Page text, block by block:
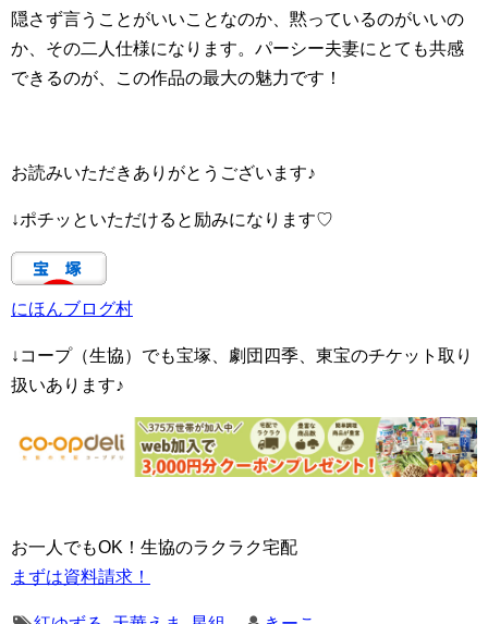
隠さず言うことがいいことなのか、黙っているのがいいの
か、その二人仕様になります。パーシー夫妻にとても共感
できるのが、この作品の最大の魅力です！
お読みいただきありがとうございます♪
↓ポチッといただけると励みになります♡
にほんブログ村
↓コープ（生協）でも宝塚、劇団四季、東宝のチケット取り
扱いあります♪
お一人でもOK！生協のラクラク宅配
まずは資料請求！